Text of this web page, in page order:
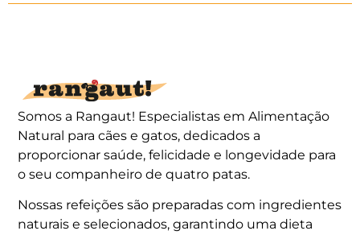
Somos a Rangaut! Especialistas emAlimentação
Natural para cães e gatos, dedicados a
proporcionar saúde, felicidade e longevidade para
o seu companheiro de quatro patas.
Nossas refeições são preparadas com ingredientes
naturais e selecionados, garantindo uma dieta